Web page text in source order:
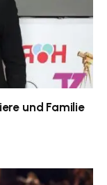
und Familie